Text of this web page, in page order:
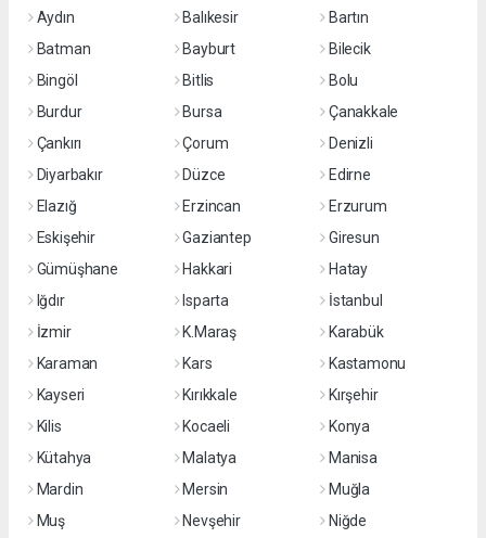
Aydın
Balıkesir
Bartın
Batman
Bayburt
Bilecik
Bingöl
Bitlis
Bolu
Burdur
Bursa
Çanakkale
Çankırı
Çorum
Denizli
Diyarbakır
Düzce
Edirne
Elazığ
Erzincan
Erzurum
Eskişehir
Gaziantep
Giresun
Gümüşhane
Hakkari
Hatay
Iğdır
Isparta
İstanbul
İzmir
K.Maraş
Karabük
Karaman
Kars
Kastamonu
Kayseri
Kırıkkale
Kırşehir
Kilis
Kocaeli
Konya
Kütahya
Malatya
Manisa
Mardin
Mersin
Muğla
Muş
Nevşehir
Niğde